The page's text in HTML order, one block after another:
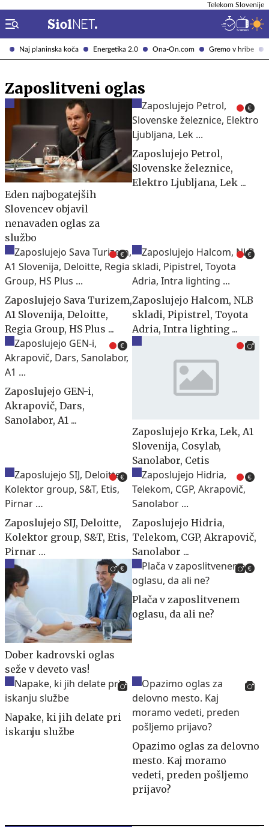
Naj planinska koča Energetika 2.0 Ona-On.com Gremo v hribe
Telekom Slovenije
Zaposlitveni oglas
Eden najbogatejših
Slovencev objavil
nenavaden oglas za
službo
Zaposlujejo Petrol,
Slovenske železnice,
Elektro Ljubljana, Lek ...
Zaposlujejo Sava Turizem,
A1 Slovenija, Deloitte,
Regia Group, HS Plus ...
Zaposlujejo Halcom, NLB
skladi, Pipistrel, Toyota
Adria, Intra lighting ...
Zaposlujejo GEN-i,
Akrapovič, Dars,
Sanolabor, A1 ...
Zaposlujejo Krka, Lek, A1
Slovenija, Cosylab,
Sanolabor, Cetis
Zaposlujejo SIJ, Deloitte,
Kolektor group, S&T, Etis,
Pirnar …
Zaposlujejo Hidria,
Telekom, CGP, Akrapovič,
Sanolabor ...
Dober kadrovski oglas
seže v deveto vas!
Plača v zaposlitvenem
oglasu, da ali ne?
Napake, ki jih delate pri
iskanju službe
Opazimo oglas za delovno
mesto. Kaj moramo
vedeti, preden pošljemo
prijavo?